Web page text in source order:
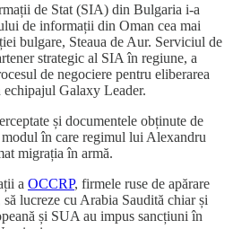
de Stat (SIA) din Bulgaria i-a
de informații din Oman cea mai
bulgare, Steaua de Aur. Serviciul de
strategic al SIA în regiune, a
de negociere pentru eliberarea
Galaxy Leader.
și documentele obținute de
în care regimul lui Alexandru
migrația în armă.
a OCCRP, firmele ruse de apărare
lucreze cu Arabia Saudită chiar și
și SUA au impus sancțiuni în